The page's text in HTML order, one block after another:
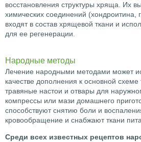
восстановления структуры хряща. Их
химических соединений (хондроитина,
входят в состав хрящевой ткани и
для ее регенерации.
Народные методы
Лечение народными методами может
качестве дополнения к основной
травяные настои и отвары для
компрессы или мази домашнего
способствуют снятию боли и
кровообращение и снабжают ткани
Среди всех известных рецептов